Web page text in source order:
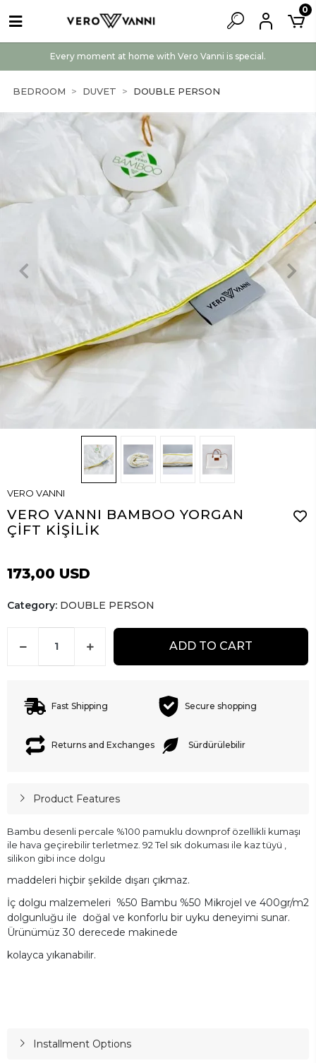
Every moment at home with Vero Vanni is special.
0
BEDROOM DUVET DOUBLE PERSON
VERO VANNI
VERO VANNI BAMBOO YORGAN
ÇİFT KİŞİLİK
173,00 USD
Category: DOUBLE PERSON
ADD TO CART
Fast Shipping Secure shopping
Returns and Exchanges Sürdürülebilir
Product Features
Bambu desenli percale %100 pamuklu downprof özellikli kumaşı
ile hava geçirebilir terletmez. 92 Tel sık dokuması ile kaz tüyü ,
silikon gibi ince dolgu
maddeleri hiçbir şekilde dışarı çıkmaz.
İç dolgu malzemeleri %50 Bambu %50 Mikrojel ve 400gr/m2
dolgunluğu ile doğal ve konforlu bir uyku deneyimi sunar.
Ürünümüz 30 derecede makinede
kolayca yıkanabilir.
Installment Options